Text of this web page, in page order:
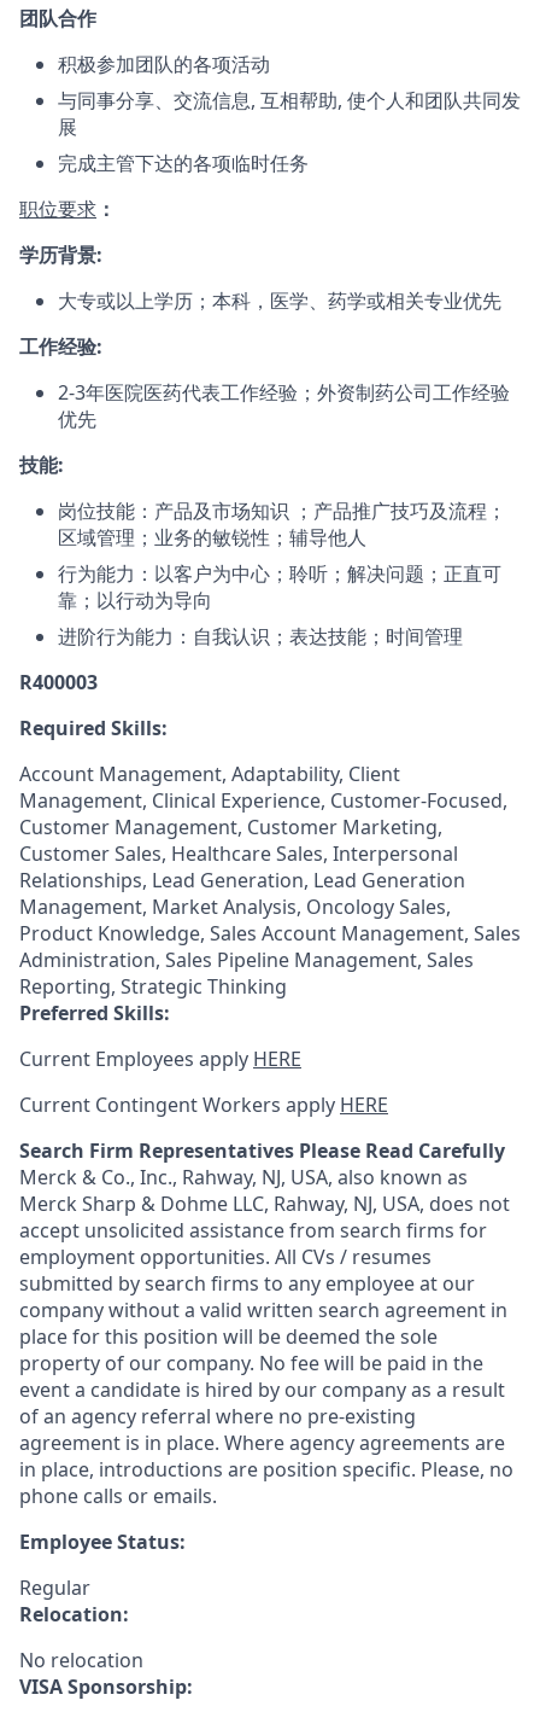
团队合作
积极参加团队的各项活动
与同事分享、交流信息, 互相帮助, 使个人和团队共同发
展
完成主管下达的各项临时任务
职位要求 ：
学历背景:
大专或以上学历；本科，医学、药学或相关专业优先
工作经验:
2-3年医院医药代表工作经验；外资制药公司工作经验
优先
技能:
岗位技能：产品及市场知识 ；产品推广技巧及流程；
区域管理；业务的敏锐性；辅导他人
行为能力：以客户为中心；聆听；解决问题；正直可
靠；以行动为导向
进阶行为能力：自我认识；表达技能；时间管理
R400003
Required Skills:
Account Management, Adaptability, Client
Management, Clinical Experience, Customer-Focused,
Customer Management, Customer Marketing,
Customer Sales, Healthcare Sales, Interpersonal
Relationships, Lead Generation, Lead Generation
Management, Market Analysis, Oncology Sales,
Product Knowledge, Sales Account Management, Sales
Administration, Sales Pipeline Management, Sales
Reporting, Strategic Thinking
Preferred Skills:
Current Employees apply HERE
Current Contingent Workers apply HERE
Search Firm Representatives Please Read Carefully
Merck & Co., Inc., Rahway, NJ, USA, also known as
Merck Sharp & Dohme LLC, Rahway, NJ, USA, does not
accept unsolicited assistance from search firms for
employment opportunities. All CVs / resumes
submitted by search firms to any employee at our
company without a valid written search agreement in
place for this position will be deemed the sole
property of our company. No fee will be paid in the
event a candidate is hired by our company as a result
of an agency referral where no pre-existing
agreement is in place. Where agency agreements are
in place, introductions are position specific. Please, no
phone calls or emails.
Employee Status:
Regular
Relocation:
No relocation
VISA Sponsorship: